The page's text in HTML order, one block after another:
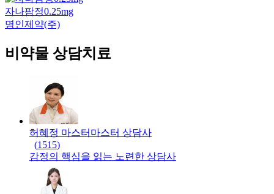
자나팜정0.25mg
명인제약(주)
비약물 상담치료
허혜정 마스터 마스터 상담사
(1515)
감정의 핵심을 읽는 노련한 상담사